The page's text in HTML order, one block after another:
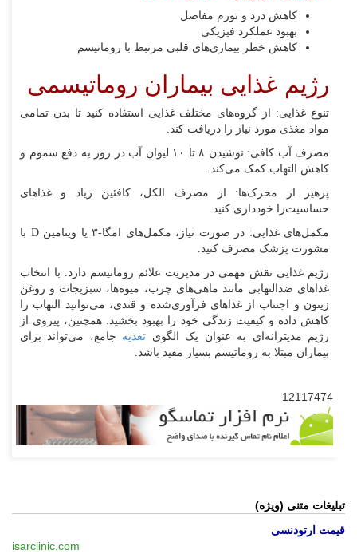
کاهش درد و تورم مفاصل
بهبود عملکرد فیزیکی
کاهش خطر بیماری‌های قلبی مرتبط با روماتیسم
رژیم غذایی بیماران روماتیسمی
تنوع غذایی: از گروه‌های مختلف غذایی استفاده کنید تا بدن تمامی
مواد مغذی مورد نیاز را دریافت کند.
مصرف آب کافی: نوشیدن ۸ تا ۱۰ لیوان آب در روز به دفع سموم و
کاهش التهاب کمک می‌کند.
پرهیز از محرک‌ها: از مصرف الکل، کافئین زیاد و غذاهای
حساسیت‌زا خودداری کنید.
مکمل‌های غذایی: در صورت نیاز، مکمل‌های امگا-۳ یا ویتامین D با
مشورت پزشک مصرف کنید.
رژیم غذایی نقش مهمی در مدیریت علائم روماتیسم دارد. با انتخاب
غذاهای ضدالتهابی مانند ماهی‌های چرب، میوه‌ها، سبزیجات و روغن
زیتون و اجتناب از غذاهای فرآوری‌شده و قندی، می‌توانید التهاب را
کاهش داده و کیفیت زندگی خود را بهبود بخشید. همچنین، پیروی از
رژیم مدیترانه‌ای به عنوان یک الگوی تغذیه ‌ جامع، می‌تواند برای
بیماران مبتلا به روماتیسم بسیار مفید باشد.
12117474
تبلیغات متنی (ویژه)
قیمت ارتودنسی
isarclinic.com